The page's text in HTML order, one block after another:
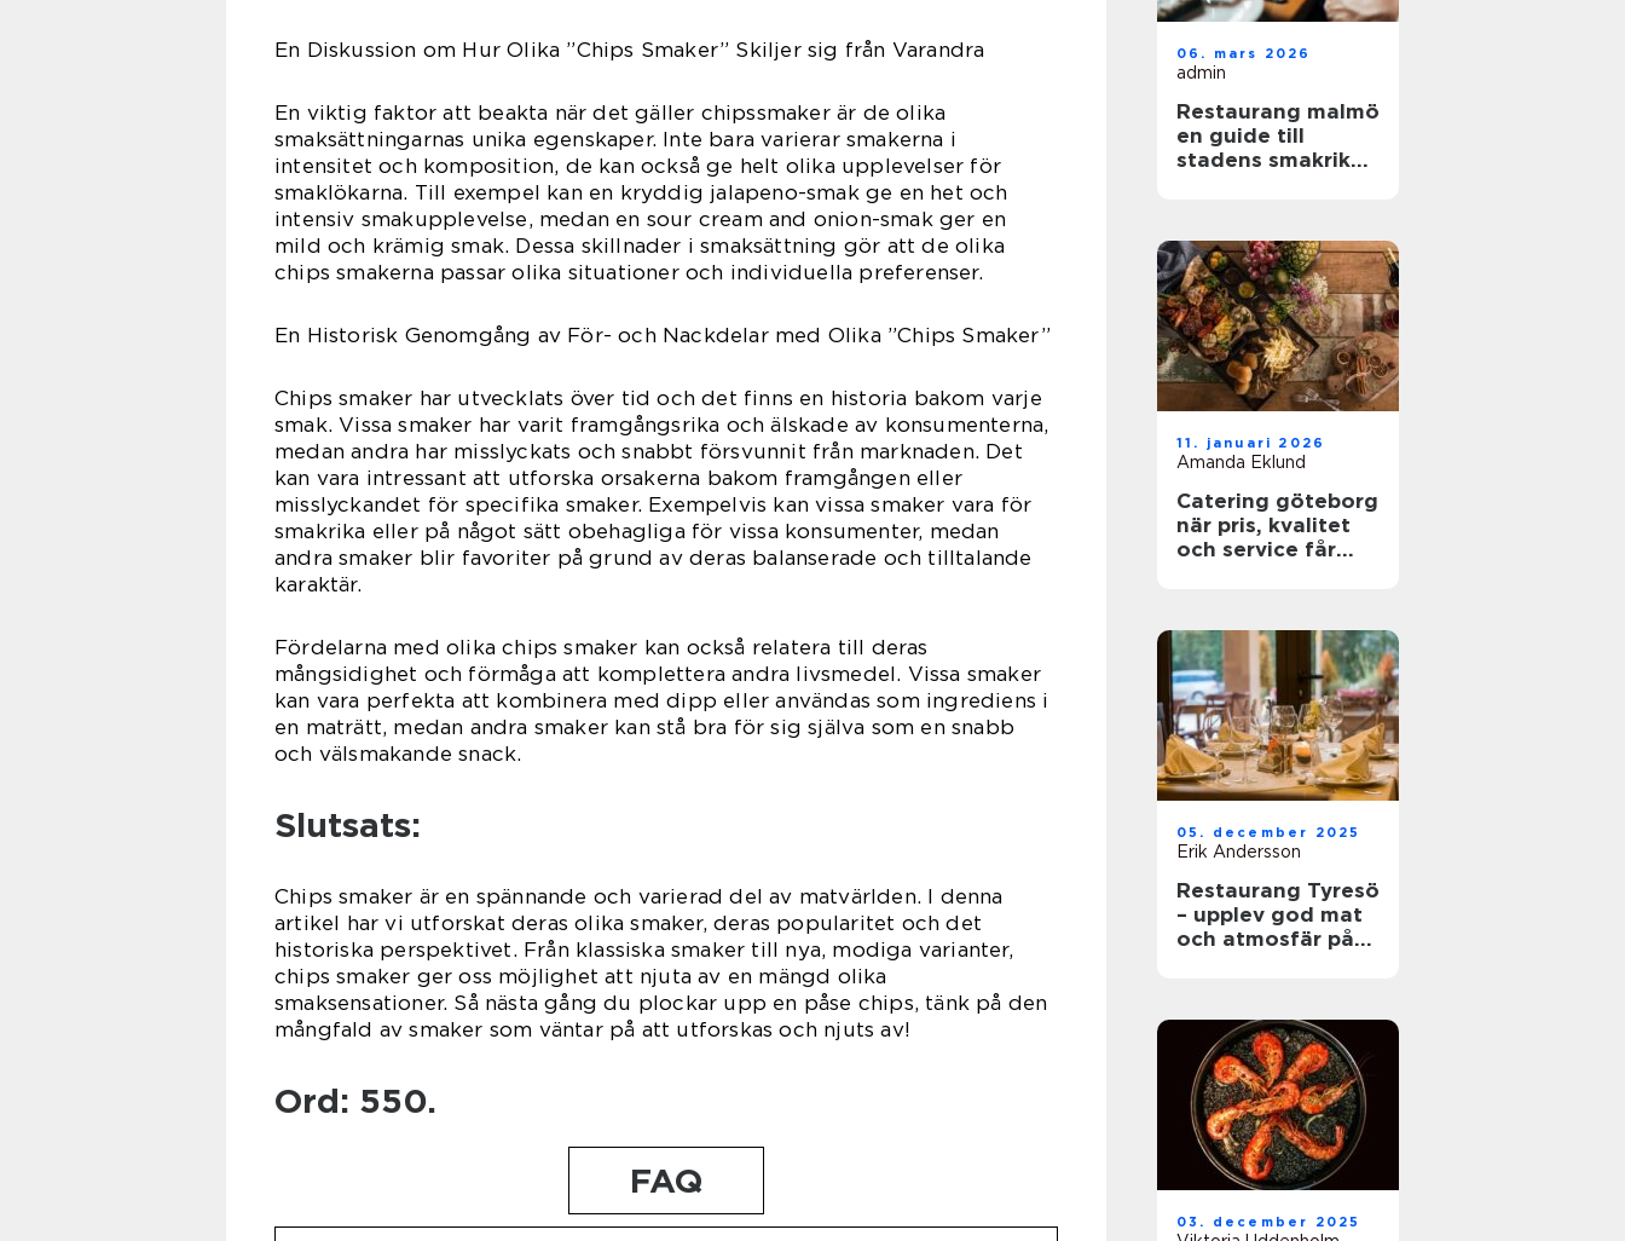
En Diskussion om Hur Olika ”Chips Smaker” Skiljer sig från Varandra
En viktig faktor att beakta när det gäller chipssmaker är de olika
smaksättningarnas unika egenskaper. Inte bara varierar smakerna i
intensitet och komposition, de kan också ge helt olika upplevelser för
smaklökarna. Till exempel kan en kryddig jalapeno-smak ge en het och
intensiv smakupplevelse, medan en sour cream and onion-smak ger en
mild och krämig smak. Dessa skillnader i smaksättning gör att de olika
chips smakerna passar olika situationer och individuella preferenser.
En Historisk Genomgång av För- och Nackdelar med Olika ”Chips Smaker”
Chips smaker har utvecklats över tid och det finns en historia bakom varje
smak. Vissa smaker har varit framgångsrika och älskade av konsumenterna,
medan andra har misslyckats och snabbt försvunnit från marknaden. Det
kan vara intressant att utforska orsakerna bakom framgången eller
misslyckandet för specifika smaker. Exempelvis kan vissa smaker vara för
smakrika eller på något sätt obehagliga för vissa konsumenter, medan
andra smaker blir favoriter på grund av deras balanserade och tilltalande
karaktär.
Fördelarna med olika chips smaker kan också relatera till deras
mångsidighet och förmåga att komplettera andra livsmedel. Vissa smaker
kan vara perfekta att kombinera med dipp eller användas som ingrediens i
en maträtt, medan andra smaker kan stå bra för sig själva som en snabb
och välsmakande snack.
Slutsats:
Chips smaker är en spännande och varierad del av matvärlden. I denna
artikel har vi utforskat deras olika smaker, deras popularitet och det
historiska perspektivet. Från klassiska smaker till nya, modiga varianter,
chips smaker ger oss möjlighet att njuta av en mängd olika
smaksensationer. Så nästa gång du plockar upp en påse chips, tänk på den
mångfald av smaker som väntar på att utforskas och njuts av!
Ord: 550.
FAQ
06. mars 2026
admin
Restaurang malmö
en guide till
stadens smakrika
11. januari 2026
Amanda Eklund
Catering göteborg
när pris, kvalitet
och service får
05. december 2025
Erik Andersson
Restaurang Tyresö
– upplev god mat
och atmosfär på
03. december 2025